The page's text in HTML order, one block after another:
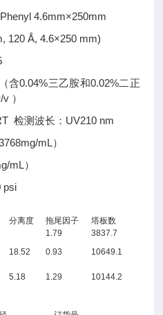
120 Å, 4.6×250 mm)
含0.04%三乙胺和0.02%二正
）
检测波长：UV210 nm
mL）
mL）
psi
分离度 拖尾因子
塔板数
1.79
3837.7
18.52 0.93
10649.1
5.18 1.29 10144.2